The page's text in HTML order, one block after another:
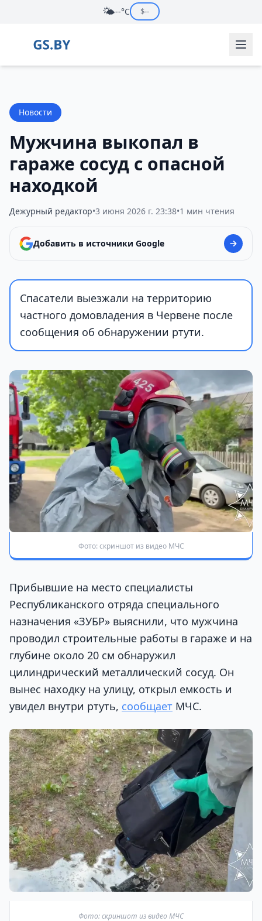
🌤️--°C $--
Новости
Мужчина выкопал в
гараже сосуд с опасной
находкой
Дежурный редактор•3 июня 2026 г. 23:38•1 мин чтения
Добавить в источники Google
Спасатели выезжали на территорию
частного домовладения в Червене после
сообщения об обнаружении ртути.
Фото: скриншот из видео МЧС
Прибывшие на место специалисты
Республиканского отряда специального
назначения «ЗУБР» выяснили, что мужчина
проводил строительные работы в гараже и на
глубине около 20 см обнаружил
цилиндрический металлический сосуд. Он
вынес находку на улицу, открыл емкость и
увидел внутри ртуть, сообщает МЧС.
Фото: скриншот из видео МЧС